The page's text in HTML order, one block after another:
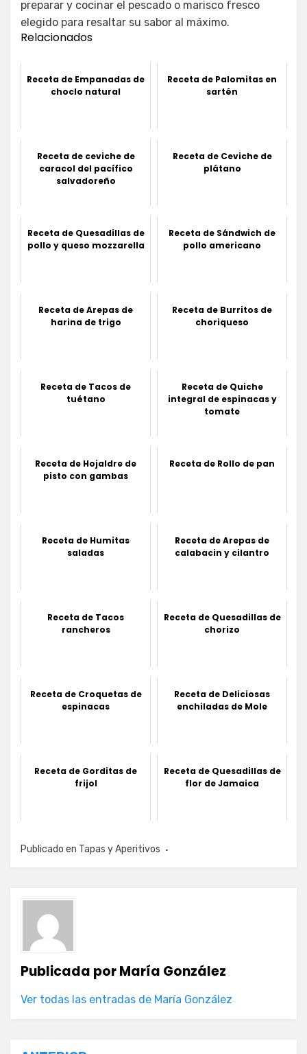
preparar y cocinar el pescado o marisco fresco
elegido para resaltar su sabor al máximo.
Relacionados
Receta de Empanadas de
choclo natural
Receta de Palomitas en
sartén
Receta de ceviche de
caracol del pacífico
salvadoreño
Receta de Ceviche de
plátano
Receta de Quesadillas de
pollo y queso mozzarella
Receta de Sándwich de
pollo americano
Receta de Arepas de
harina de trigo
Receta de Burritos de
choriqueso
Receta de Tacos de
tuétano
Receta de Quiche
integral de espinacas y
tomate
Receta de Hojaldre de
pisto con gambas
Receta de Rollo de pan
Receta de Humitas
saladas
Receta de Arepas de
calabacin y cilantro
Receta de Tacos
rancheros
Receta de Quesadillas de
chorizo
Receta de Croquetas de
espinacas
Receta de Deliciosas
enchiladas de Mole
Receta de Gorditas de
frijol
Receta de Quesadillas de
flor de Jamaica
Publicado en Tapas y Aperitivos
Publicada porMaría González
Ver todas las entradas de María González